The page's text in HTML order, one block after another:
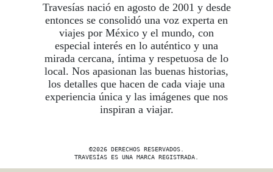
Travesías nació en agosto de 2001 y desde
entonces se consolidó una voz experta en
viajes por México y el mundo, con
especial interés en lo auténtico y una
mirada cercana, íntima y respetuosa de lo
local. Nos apasionan las buenas historias,
los detalles que hacen de cada viaje una
experiencia única y las imágenes que nos
inspiran a viajar.
©2026 DERECHOS RESERVADOS.
TRAVESÍAS ES UNA MARCA REGISTRADA